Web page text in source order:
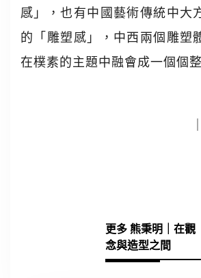
感」，也有中國藝術傳統中大
的「雕塑感」，中西兩個雕塑
在樸素的主題中融會成一個個
更多 熊秉明｜在觀
念與造型之間